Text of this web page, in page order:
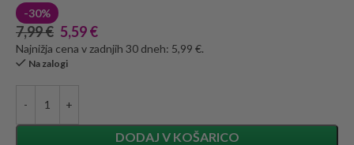
-30%
7,99€ 5,59€
Najnižja cena v zadnjih 30 dneh: 5,99 €.
Na zalogi
DODAJ V KOŠARICO